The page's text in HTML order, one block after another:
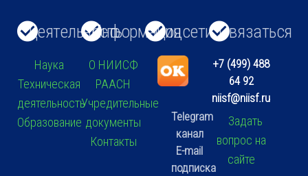
Деятельность
Наука
Техническая
деятельность
Образование
Информация
О НИИСФ
РААСН
Учредительные
документы
Контакты
Соцсети
Telegram
канал
E-mail
подписка
Связаться
+7 (499) 488
64 92
niisf@niisf.ru
Задать
вопрос на
сайте